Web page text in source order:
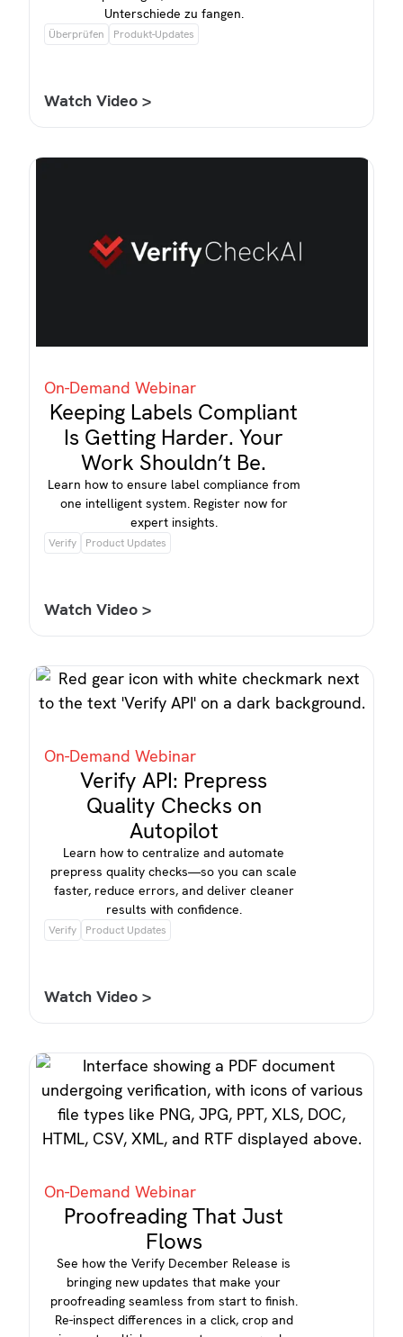
Unterschiede zu fangen.
Überprüfen Produkt-Updates
Watch Video >
On-Demand Webinar
Keeping Labels Compliant
Is Getting Harder. Your
Work Shouldn’t Be.
Learn how to ensure label compliance from
one intelligent system. Register now for
expert insights.
Verify Product Updates
Watch Video >
On-Demand Webinar
Verify API: Prepress
Quality Checks on
Autopilot
Learn how to centralize and automate
prepress quality checks—so you can scale
faster, reduce errors, and deliver cleaner
results with confidence.
Verify Product Updates
Watch Video >
On-Demand Webinar
Proofreading That Just
Flows
See how the Verify December Release is
bringing new updates that make your
proofreading seamless from start to finish.
Re-inspect differences in a click, crop and